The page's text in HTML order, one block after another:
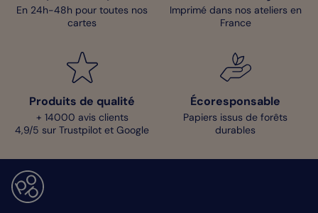
En 24h-48h pour toutes nos
cartes
Imprimé dans nos ateliers en
France
Produits de qualité
+ 14000 avis clients
4,9/5 sur Trustpilot et Google
Écoresponsable
Papiers issus de forêts
durables